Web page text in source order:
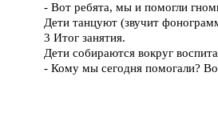
- Вот ребята, мы и помогли
Дети танцуют (звучит
3 Итог занятия.
Дети собираются вокруг
- Кому мы сегодня помогали?